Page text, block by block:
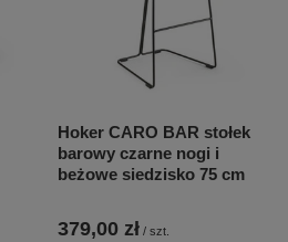
Hoker CARO BAR stołek
barowy czarne nogi i
beżowe siedzisko 75 cm
379,00 zł / szt.